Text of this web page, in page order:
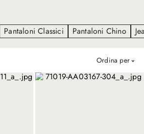
lana, seta e cotone ed in vari
Pantaloni Classici Pantaloni Chino
ordina per